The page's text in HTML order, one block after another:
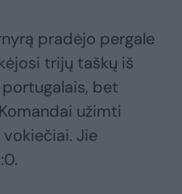
pradėjo pergale
trijų taškų iš
bet
užimti
Jie